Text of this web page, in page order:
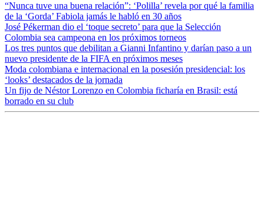
“Nunca tuve una buena relación”: ‘Polilla’ revela por qué la familia
de la ‘Gorda’ Fabiola jamás le habló en 30 años
José Pékerman dio el ‘toque secreto’ para que la Selección
Colombia sea campeona en los próximos torneos
Los tres puntos que debilitan a Gianni Infantino y darían paso a un
nuevo presidente de la FIFA en próximos meses
Moda colombiana e internacional en la posesión presidencial: los
‘looks’ destacados de la jornada
Un fijo de Néstor Lorenzo en Colombia ficharía en Brasil: está
borrado en su club